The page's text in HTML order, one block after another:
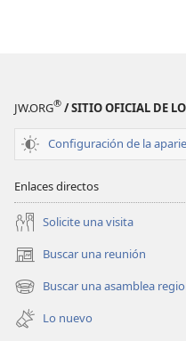
JW.ORG® / SITIO OFICIAL DE
Configuración de la
Enlaces directos
Solicite una visita
Buscar una reunión
(abre
una
nueva
ventana)
Buscar una asamblea
(abre
una
nueva
Lo nuevo